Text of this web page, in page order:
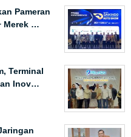
Pameran
Merek …
Terminal
Inov…